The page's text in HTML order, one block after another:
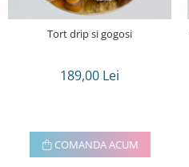
Tort drip si gogosi
189,00 Lei
COMANDA ACUM